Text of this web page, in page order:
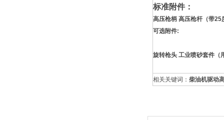
标准附件：
高压枪柄 高压枪杆（带
可选附件:
旋转枪头 工业喷砂套件（
相关关键词：柴油机驱动